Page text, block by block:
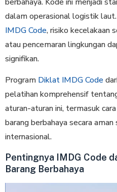
dalam operasional logistik
IMDG Code, risiko kecelakaan
atau pencemaran lingkungan
signifikan.
Program Diklat IMDG Code
pelatihan komprehensif
aturan-aturan ini, termasuk
barang berbahaya secara
internasional.
Pentingnya IMDG Code
Barang Berbahaya